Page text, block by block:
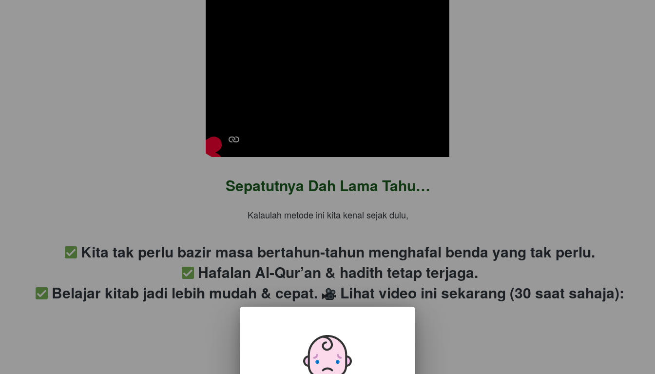
Sepatutnya Dah Lama Tahu…
Kalaulah metode ini kita kenal sejak dulu,
Kita tak perlu bazir masa bertahun-tahun menghafal benda yang tak perlu.
Hafalan Al-Qur’an & hadith tetap terjaga.
Belajar kitab jadi lebih mudah & cepat.
Lihat video ini sekarang (30 saat sahaja):
PLAY VIDEO